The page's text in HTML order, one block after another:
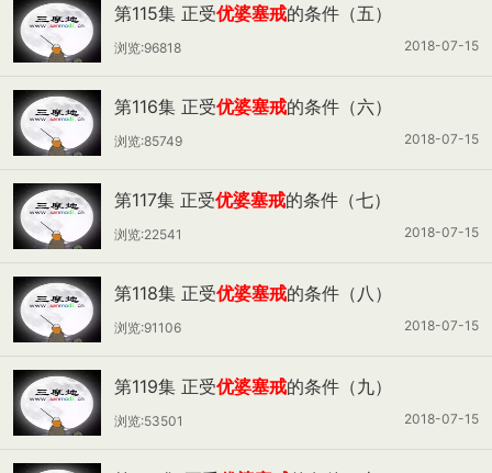
第115集 正受优婆塞戒的条件（五）
2018-07-15
浏览:96818
第116集 正受优婆塞戒的条件（六）
2018-07-15
浏览:85749
第117集 正受优婆塞戒的条件（七）
2018-07-15
浏览:22541
第118集 正受优婆塞戒的条件（八）
2018-07-15
浏览:91106
第119集 正受优婆塞戒的条件（九）
2018-07-15
浏览:53501